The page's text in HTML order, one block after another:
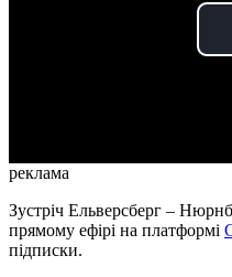
реклама
Зустріч Ельверсберг –
прямому ефірі на платформі
підписки.